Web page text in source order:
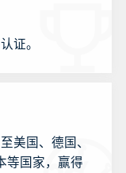
证。
美国、德国、
等国家，赢得